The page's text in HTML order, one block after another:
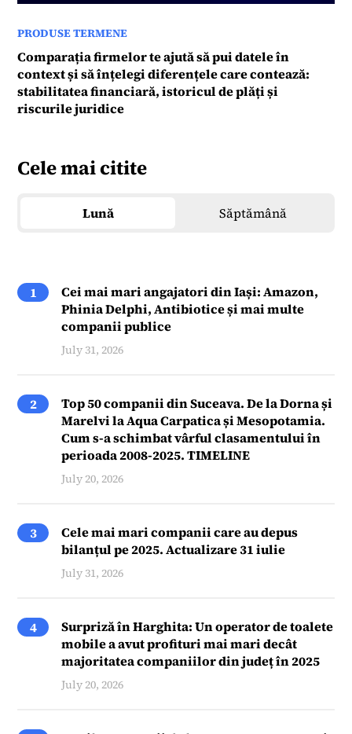
PRODUSE TERMENE
Comparația firmelor te ajută să pui datele în
context și să înțelegi diferențele care contează:
stabilitatea financiară, istoricul de plăți și
riscurile juridice
Cele mai citite
Lună Săptămână
1
Cei mai mari angajatori din Iași: Amazon,
Phinia Delphi, Antibiotice și mai multe
companii publice
July 31, 2026
2
Top 50 companii din Suceava. De la Dorna și
Marelvi la Aqua Carpatica și Mesopotamia.
Cum s-a schimbat vârful clasamentului în
perioada 2008-2025. TIMELINE
July 20, 2026
3
Cele mai mari companii care au depus
bilanțul pe 2025. Actualizare 31 iulie
July 31, 2026
4
Surpriză în Harghita: Un operator de toalete
mobile a avut profituri mai mari decât
majoritatea companiilor din județ în 2025
July 20, 2026